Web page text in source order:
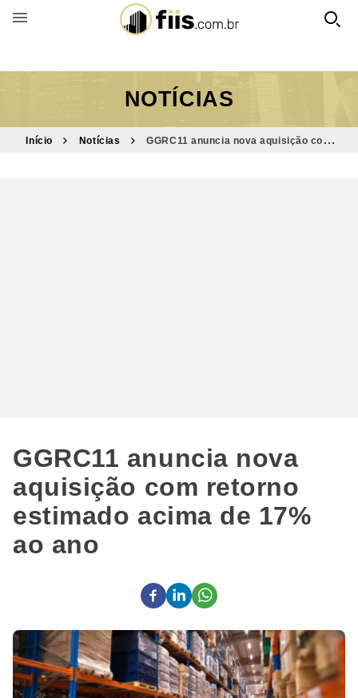
BUSCAR POR FUNDO
NOTÍCIAS
Início Notícias
GGRC11 anuncia nova aquisição com
GGRC11 anuncia nova
aquisição com retorno
estimado acima de 17%
ao ano